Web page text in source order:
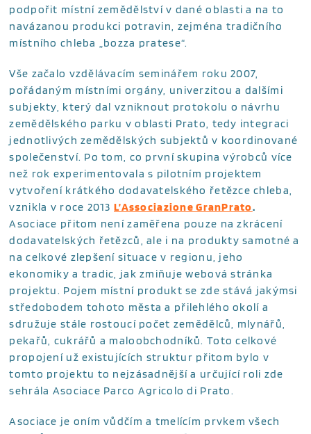
podpořit místní zemědělství v dané oblasti a na to
navázanou produkci potravin, zejména tradičního
místního chleba „bozza pratese“.
Vše začalo vzdělávacím seminářem roku 2007,
pořádaným místními orgány, univerzitou a dalšími
subjekty, který dal vzniknout protokolu o návrhu
zemědělského parku v oblasti Prato, tedy integraci
jednotlivých zemědělských subjektů v koordinované
společenství. Po tom, co první skupina výrobců více
než rok experimentovala s pilotním projektem
vytvoření krátkého dodavatelského řetězce chleba,
vznikla v roce 2013L’Associazione GranPrato.
Asociace přitom není zaměřena pouze na zkrácení
dodavatelských řetězců, ale i na produkty samotné a
na celkové zlepšení situace v regionu, jeho
ekonomiky a tradic, jak zmiňuje webová stránka
projektu. Pojem místní produkt se zde stává jakýmsi
středobodem tohoto města a přilehlého okolí a
sdružuje stále rostoucí počet zemědělců, mlynářů,
pekařů, cukrářů a maloobchodníků. Toto celkové
propojení už existujících struktur přitom bylo v
tomto projektu to nejzásadnější a určující roli zde
sehrála Asociace Parco Agricolo di Prato.
Asociace je oním vůdčím a tmelícím prvkem všech